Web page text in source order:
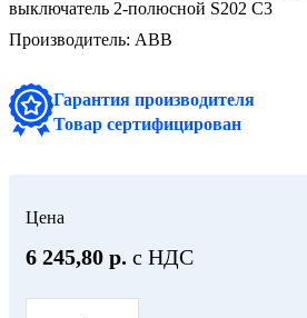
выключатель 2-полюсной S202 C3
Производитель: ABB
Гарантия производителя
Товар сертифицирован
Цена
6 245,80 р. с НДС